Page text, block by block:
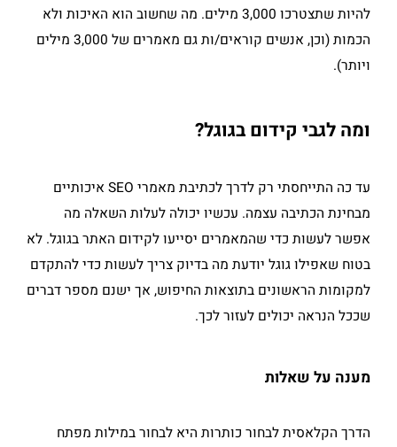
להיות שתצטרכו 3,000 מילים. מה שחשוב הוא האיכות ולא
הכמות (וכן, אנשים קוראים/ות גם מאמרים של 3,000 מילים
ויותר).
ומה לגבי קידום בגוגל?
עד כה התייחסתי רק לדרך לכתיבת מאמרי SEO איכותיים
מבחינת הכתיבה עצמה. עכשיו יכולה לעלות השאלה מה
אפשר לעשות כדי שהמאמרים יסייעו לקידום האתר בגוגל. לא
בטוח שאפילו גוגל יודעת מה בדיוק צריך לעשות כדי להתקדם
למקומות הראשונים בתוצאות החיפוש, אך ישנם מספר דברים
שככל הנראה יכולים לעזור לכך.
מענה על שאלות
הדרך הקלאסית לבחור כותרות היא לבחור במילות מפתח